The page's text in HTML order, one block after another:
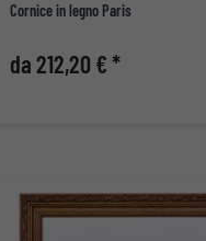
Cornice in legno Paris
da 212,20 € *